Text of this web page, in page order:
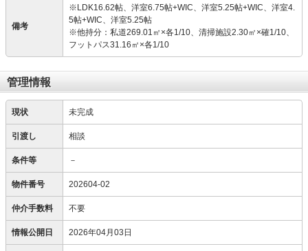
備考
※LDK16.62帖、洋室6.75帖+WIC、洋室5.25帖+WIC、洋室4.
5帖+WIC、洋室5.25帖
※他持分：私道269.01㎡×各1/10、清掃施設2.30㎡×確1/10、
フットパス31.16㎡×各1/10
管理情報
現状 未完成
引渡し 相談
条件等 －
物件番号 202604-02
仲介手数料 不要
情報公開日 2026年04月03日